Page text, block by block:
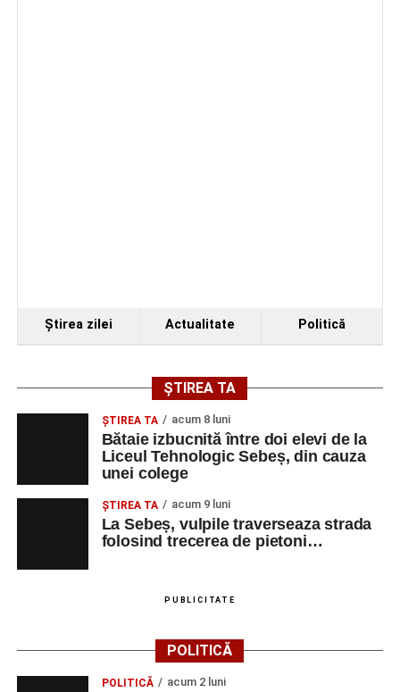
Ştirea zilei Actualitate Politică
ȘTIREA TA
ŞTIREA TA acum 8 luni
Bătaie izbucnită între doi elevi de la
Liceul Tehnologic Sebeș, din cauza
unei colege
ŞTIREA TA acum 9 luni
La Sebeș, vulpile traverseaza strada
folosind trecerea de pietoni…
PUBLICITATE
POLITICĂ
POLITICĂ acum 2 luni